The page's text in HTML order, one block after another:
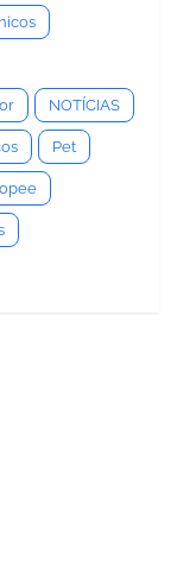
NOTÍCIAS
Pet